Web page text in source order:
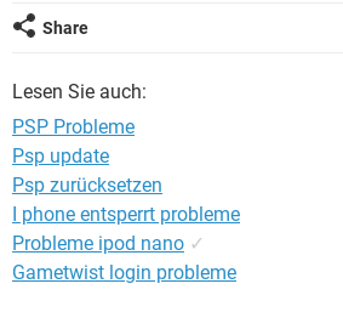
FACEBOOK
Share
Lesen Sie auch:
PSP Probleme
Psp update
Psp zurücksetzen
I phone entsperrt probleme
Probleme ipod nano ✓
Gametwist login probleme